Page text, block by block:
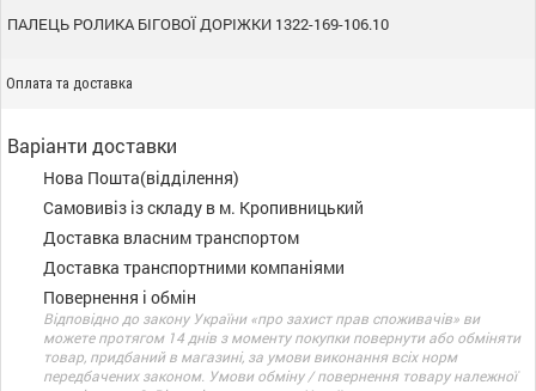
ПАЛЕЦЬ РОЛИКА БІГОВОЇ ДОРІЖКИ 1322-169-106.10
Оплата та доставка
Варіанти доставки
Нова Пошта(відділення)
Самовивіз із складу в м. Кропивницький
Доставка власним транспортом
Доставка транспортними компаніями
Повернення і обмін
Відповідно до закону України «про захист прав споживачів» ви
можете протягом 14 днів з моменту покупки повернути або обміняти
товар, придбаний в магазині, за умови виконання всіх норм
передбачених законом. Умови обміну / повернення товару належної